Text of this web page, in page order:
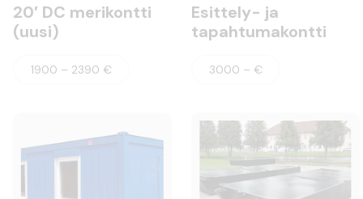
20′ DC merikontti
(uusi)
1900 – 2390 €
Esittely- ja
tapahtumakontti
3000 – €